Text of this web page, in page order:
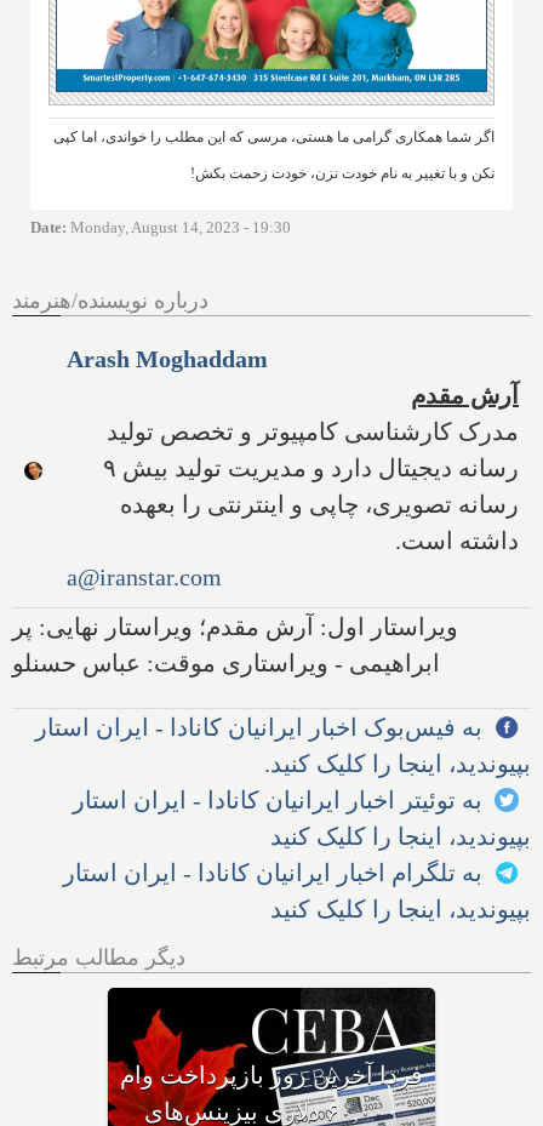
اگر شما همکاری گرامی ما هستی، مرسی که این مطلب را خواندی، اما کپی
نکن و با تغییر به نام خودت نزن، خودت زحمت بکش!
Date: Monday, August 14, 2023 - 19:30
درباره نویسنده/هنرمند
Arash Moghaddam
آرش مقدم
مدرک کارشناسی کامپیوتر و تخصص تولید
رسانه دیجیتال دارد و مدیریت تولید بیش ۹
رسانه تصویری، چاپی و اینترنتی را بعهده
داشته است.
a@iranstar.com
ویراستار اول: آرش مقدم؛ ویراستار نهایی: پر
ابراهیمی - ویراستاری موقت: عباس حسنلو
به فیس‌بوک اخبار ایرانیان کانادا - ایران استار
بپیوندید، اینجا را کلیک کنید.
به توئیتر اخبار ایرانیان کانادا - ایران استار
بپیوندید، اینجا را کلیک کنید
به تلگرام اخبار ایرانیان کانادا - ایران استار
بپیوندید، اینجا را کلیک کنید
دیگر مطالب مرتبط
وزیر مهاجرت: کانادا ویزاهای